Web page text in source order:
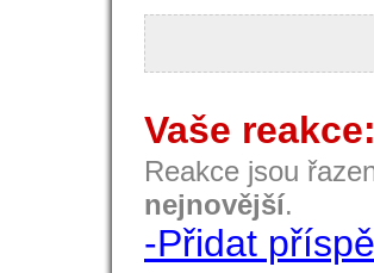
Vaše
Reakce jsou
nejnovější.
-Přidat